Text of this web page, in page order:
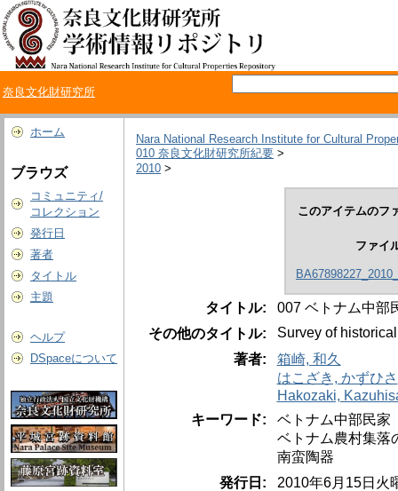
奈良文化財研究所
ホーム
ブラウズ
コミュニティ/
コレクション
発行日
著者
タイトル
主題
ヘルプ
DSpaceについて
Nara National Research Institute for Cultural
010 奈良文化財研究所紀要 >
2010 >
このアイテムのフ
ファイ
タイトル:
007 ベトナム中部
その他のタイトル:
Survey of
著者:
箱崎, 和久
はこざき, かずひさ
Hakozaki,
キーワード:
ベトナム中部民家
ベトナム農村集落
南蛮陶器
発行日:
2010年6月15日火